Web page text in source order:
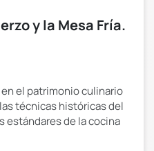
y la Mesa Fría.
el patrimonio culinario
técnicas históricas del
estándares de la cocina